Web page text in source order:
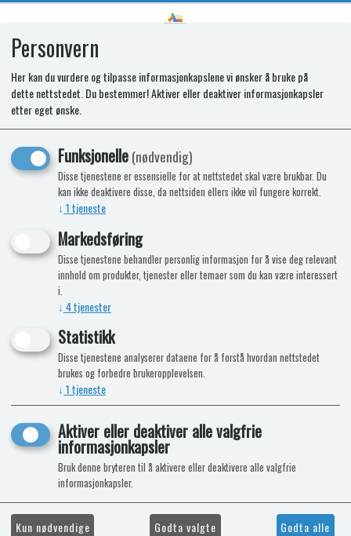
Toalett C223-CS Plast
Toalettskål i plast
Personvern
Her kan du vurdere og tilpasse informasjonkapslene vi ønsker å bruke på
dette nettstedet. Du bestemmer! Aktiver eller deaktiver informasjonkapsler
etter eget ønske.
Funksjonelle(nødvendig)
Disse tjenestene er essensielle for at nettstedet skal være brukbar. Du
kan ikke deaktivere disse, da nettsiden ellers ikke vil fungere korrekt.
↓ 1tjeneste
Markedsføring
Disse tjenestene behandler personlig informasjon for å vise deg relevant
innhold om produkter, tjenester eller temaer som du kan være interessert
i.
↓ 4tjenester
Statistikk
Disse tjenestene analyserer dataene for å forstå hvordan nettstedet
brukes og forbedre brukeropplevelsen.
↓ 1tjeneste
Aktiver eller deaktiver alle valgfrie
informasjonkapsler
Bruk denne bryteren til å aktivere eller deaktivere alle valgfrie
informasjonkapsler.
Kun nødvendige Godta valgte Godta alle